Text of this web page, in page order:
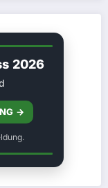
2026
→